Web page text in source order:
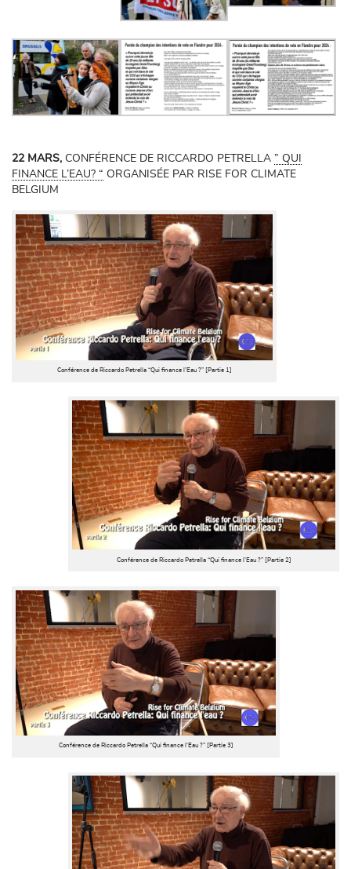
22 MARS, CONFÉRENCE DE RICCARDO PETRELLA ” QUI
FINANCE L’EAU? “ ORGANISÉE PAR RISE FOR CLIMATE
BELGIUM
Conférence de Riccardo Petrella “Qui finance l’Eau ?” [Partie 1]
Conférence de Riccardo Petrella “Qui finance l’Eau ?” [Partie 2]
Conférence de Riccardo Petrella “Qui finance l’Eau ?” [Partie 3]